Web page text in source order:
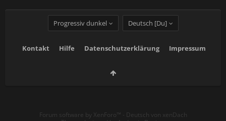
Progressiv dunkel Deutsch [Du]
Kontakt Hilfe Datenschutzerklärung Impressum
Forum software by XenForo™ - Deutsch von xenDach